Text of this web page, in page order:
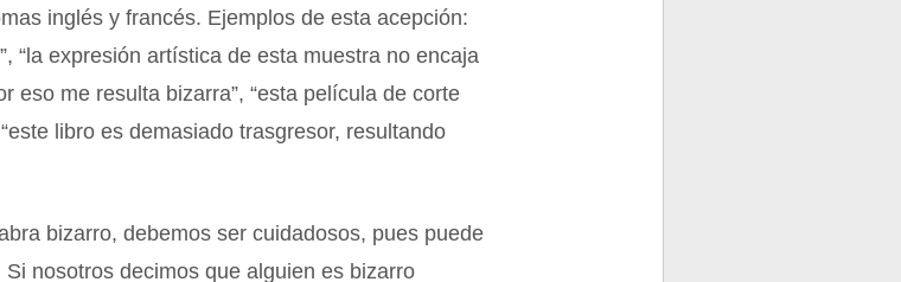
inglés y francés. Ejemplos de esta acepción:
“la expresión artística de esta muestra no encaja
eso me resulta bizarra”, “esta película de corte
libro es demasiado trasgresor, resultando
bizarro, debemos ser cuidadosos, pues puede
nosotros decimos que alguien es bizarro